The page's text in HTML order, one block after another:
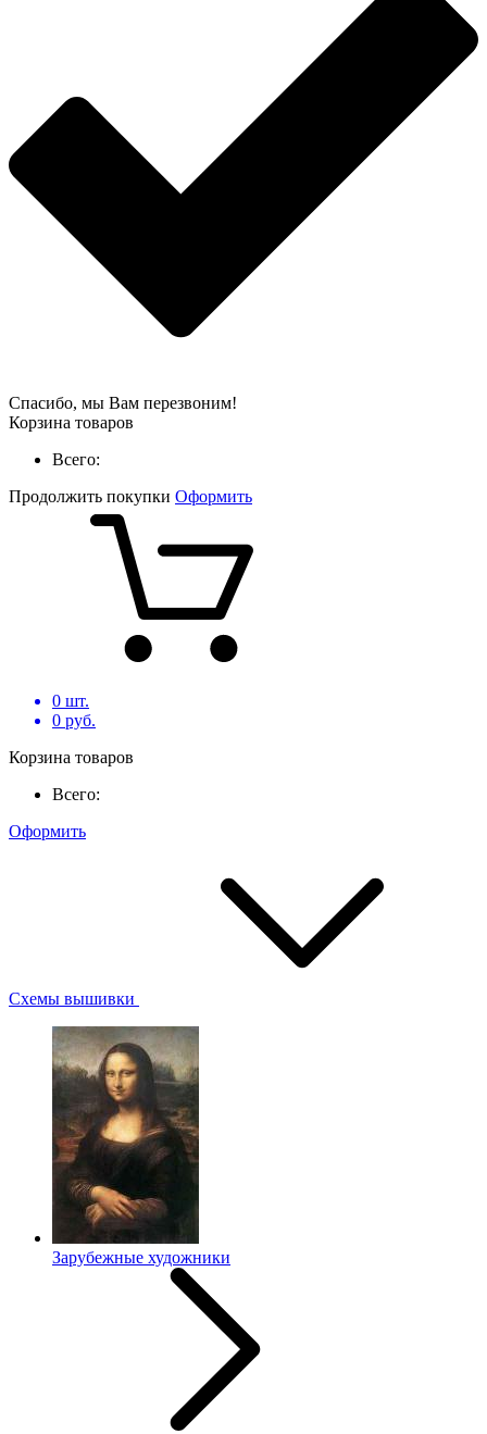
Спасибо, мы Вам перезвоним!
Корзина товаров
Всего:
Продолжить покупки Оформить
0 шт.
0 руб.
Корзина товаров
Всего:
Оформить
Схемы вышивки
Зарубежные художники